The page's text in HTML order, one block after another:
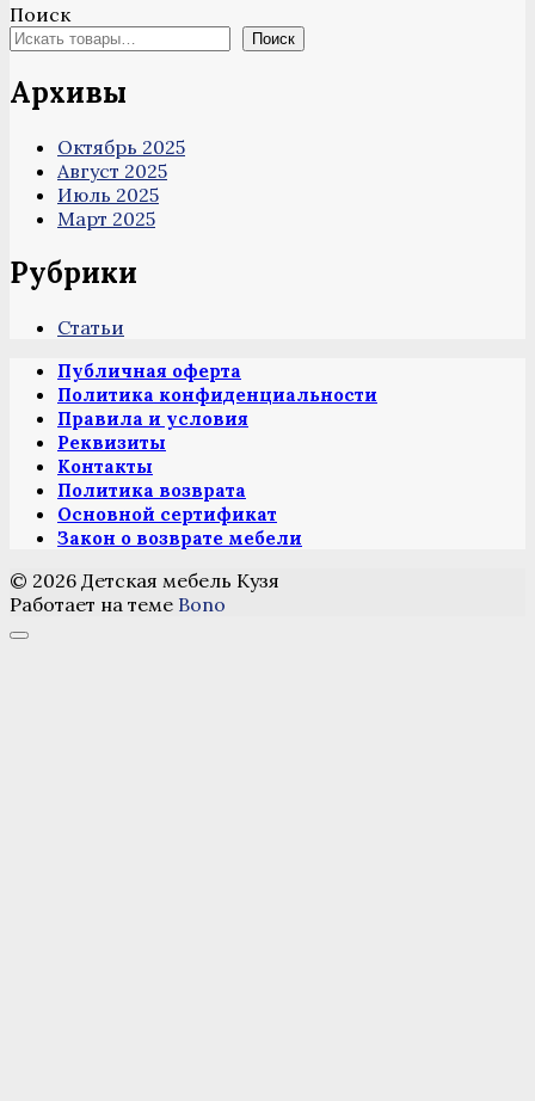
Поиск
Поиск
Архивы
Октябрь 2025
Август 2025
Июль 2025
Март 2025
Рубрики
Статьи
Публичная оферта
Политика конфиденциальности
Правила и условия
Реквизиты
Контакты
Политика возврата
Основной сертификат
Закон о возврате мебели
© 2026 Детская мебель Кузя
Работает на теме Bono